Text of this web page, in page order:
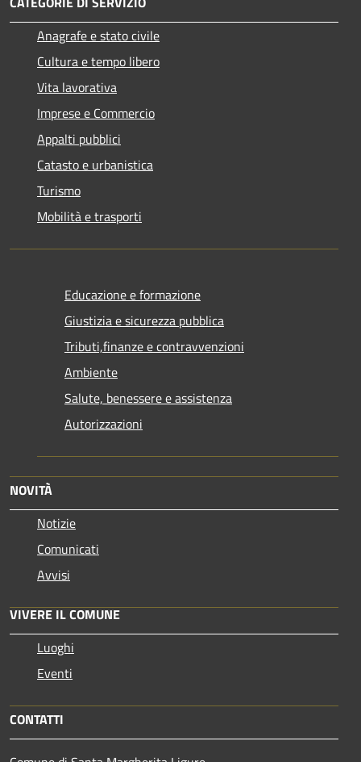
Anagrafe e stato civile
Cultura e tempo libero
Vita lavorativa
Imprese e Commercio
Appalti pubblici
Catasto e urbanistica
Turismo
Mobilità e trasporti
Educazione e formazione
Giustizia e sicurezza pubblica
Tributi,finanze e contravvenzioni
Ambiente
Salute, benessere e assistenza
Autorizzazioni
NOVITÀ
Notizie
Comunicati
Avvisi
VIVERE IL COMUNE
Luoghi
Eventi
CONTATTI